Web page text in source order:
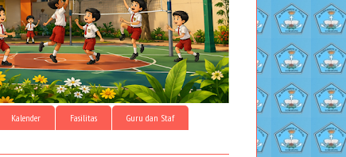
Kalender Fasilitas Guru dan Staf